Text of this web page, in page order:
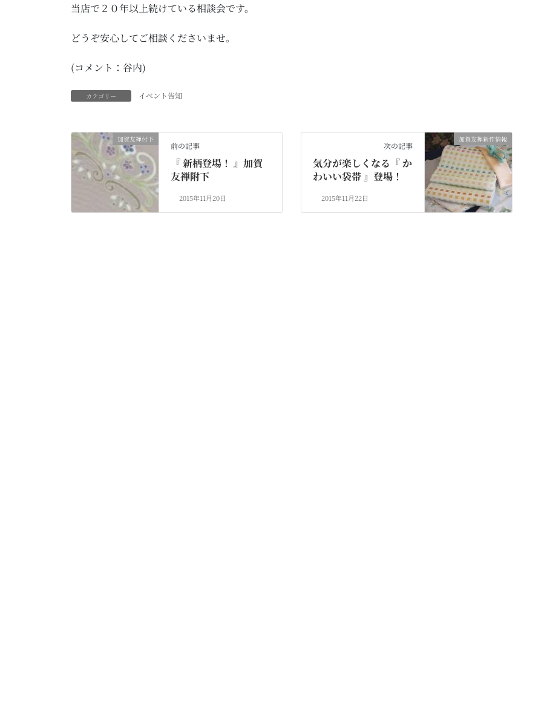
当店で２０年以上続けている相談会です。
どうぞ安心してご相談くださいませ。
(コメント：谷内)
カテゴリー イベント告知
加賀友禅付下
前の記事
『 新柄登場！ 』加賀
友禅附下
2015年11月20日
加賀友禅新作情報
次の記事
気分が楽しくなる『 か
わいい袋帯 』登場！
2015年11月22日